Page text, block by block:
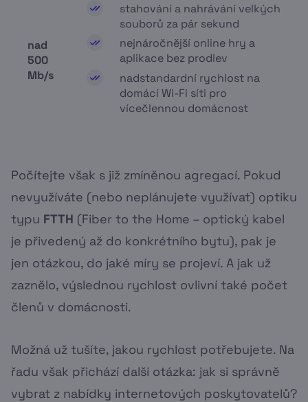
nad
500
Mb/s
stahování a nahrávání velkých
souborů za pár sekund
nejnáročnější online hry a
aplikace bez prodlev
nadstandardní rychlost na
domácí Wi-Fi síti pro
vícečlennou domácnost
Počítejte však s již zmíněnou agregací. Pokud
nevyužíváte (nebo neplánujete využívat) optiku
typu FTTH (Fiber to the Home – optický kabel
je přivedený až do konkrétního bytu), pak je
jen otázkou, do jaké míry se projeví. A jak už
zaznělo, výslednou rychlost ovlivní také počet
členů v domácnosti.
Možná už tušíte, jakou rychlost potřebujete. Na
řadu však přichází další otázka: jak si správně
vybrat z nabídky internetových poskytovatelů?